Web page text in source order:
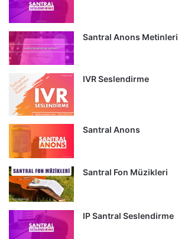
Santral Anons Metinleri
IVR Seslendirme
Santral Anons
Santral Fon Müzikleri
IP Santral Seslendirme